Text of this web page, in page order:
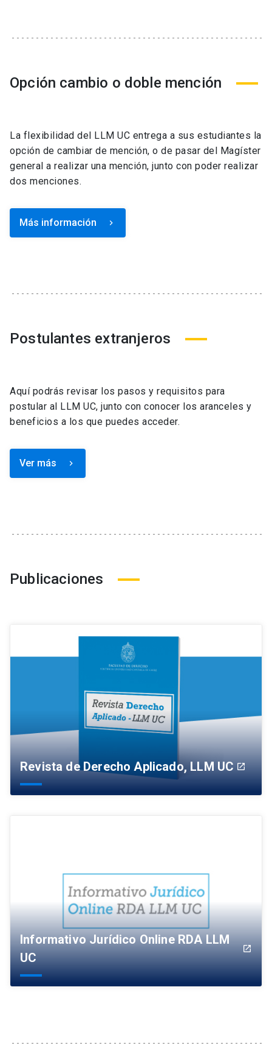
Opción cambio o doble mención
La flexibilidad del LLM UC entrega a sus estudiantes la
opción de cambiar de mención, o de pasar del Magíster
general a realizar una mención, junto con poder realizar
dos menciones.
Más información keyboard_arrow_right
Postulantes extranjeros
Aquí podrás revisar los pasos y requisitos para
postular al LLM UC, junto con conocer los aranceles y
beneficios a los que puedes acceder.
Ver más keyboard_arrow_right
Publicaciones
Revista de Derecho Aplicado, LLM UC launch
Informativo Jurídico Online RDA LLM
UC
launch